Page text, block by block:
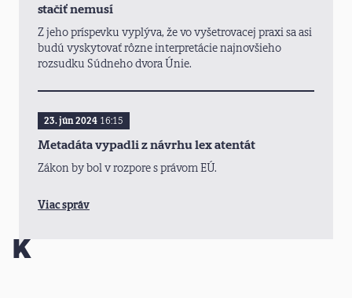
stačiť nemusí
Z jeho príspevku vyplýva, že vo vyšetrovacej praxi sa asi
budú vyskytovať rôzne interpretácie najnovšieho
rozsudku Súdneho dvora Únie.
23. jún 2024 16:15
Metadáta vypadli z návrhu lex atentát
Zákon by bol v rozpore s právom EÚ.
Viac správ